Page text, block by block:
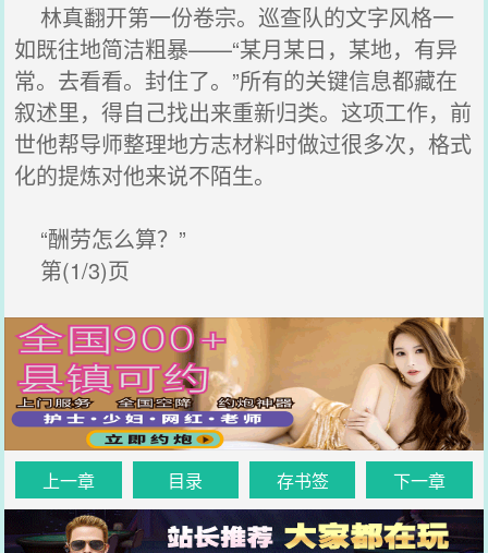
林真翻开第一份卷宗。巡查队的文字风格一
如既往地简洁粗暴——“某月某日，某地，有异
常。去看看。封住了。”所有的关键信息都藏在
叙述里，得自己找出来重新归类。这项工作，前
世他帮导师整理地方志材料时做过很多次，格式
化的提炼对他来说不陌生。
“酬劳怎么算？”
第(1/3)页
上一章 目录 存书签 下一章